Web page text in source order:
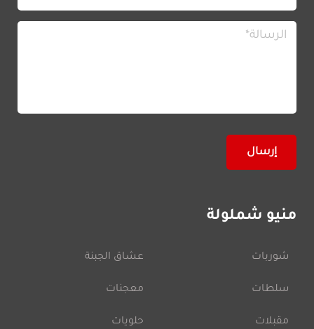
منيو شملولة
شوربات
سلطات
مقبلات
عشاق الجبنة
معجنات
حلويات